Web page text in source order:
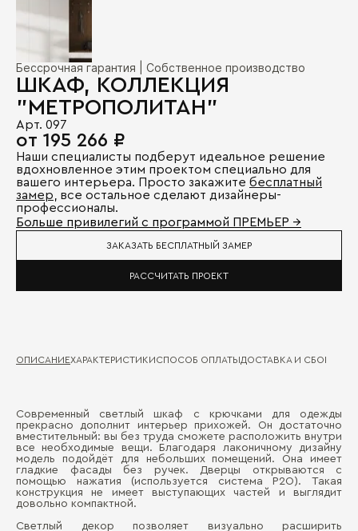
Бессрочная гарантия | Собственное производство
ШКАФ, КОЛЛЕКЦИЯ
"МЕТРОПОЛИТАН"
Арт. 097
от 195 266 ₽
Наши специалисты подберут идеальное решение
вдохновленное этим проектом специально для
вашего интерьера. Просто закажите бесплатный
замер , все остальное сделают дизайнеры-
профессионалы.
Больше привилегий с программой ПРЕМЬЕР →
ЗАКАЗАТЬ БЕСПЛАТНЫЙ ЗАМЕР
РАССЧИТАТЬ ПРОЕКТ
ОПИСАНИЕХАРАКТЕРИСТИКИСПОСОБ ОПЛАТЫДОСТАВКА И СБОРКА
Современный светлый шкаф с крючками для одежды
прекрасно дополнит интерьер прихожей. Он достаточно
вместительный: вы без труда сможете расположить внутри
все необходимые вещи. Благодаря лаконичному дизайну
модель подойдёт для небольших помещений. Она имеет
гладкие фасады без ручек. Дверцы открываются с
помощью нажатия (используется система P2O). Такая
конструкция не имеет выступающих частей и выглядит
довольно компактной.
Светлый декор позволяет визуально расширить